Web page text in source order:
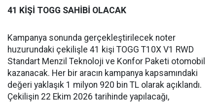
41 KİŞİ TOGG SAHİBİ OLACAK
Kampanya sonunda gerçekleştirilecek noter
huzurundaki çekilişle 41 kişi TOGG T10X V1 RWD
Standart Menzil Teknoloji ve Konfor Paketi otomobil
kazanacak. Her bir aracın kampanya kapsamındaki
değeri yaklaşık 1 milyon 920 bin TL olarak açıklandı.
Çekilişin 22 Ekim 2026 tarihinde yapılacağı,